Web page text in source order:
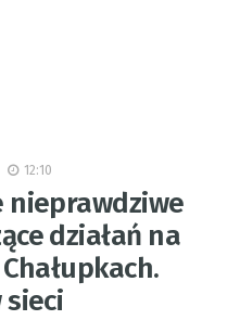
12:10
nieprawdziwe
działań na
sieci